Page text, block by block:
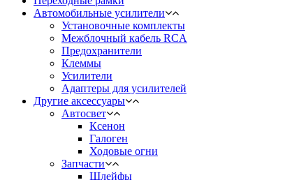
Автомобильные усилители
Установочные комплекты
Межблочный кабель RCA
Предохранители
Клеммы
Усилители
Адаптеры для усилителей
Другие аксессуары
Автосвет
Ксенон
Галоген
Ходовые огни
Запчасти
Шлейфы